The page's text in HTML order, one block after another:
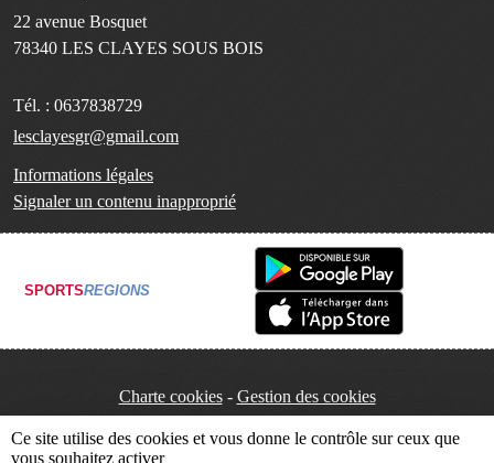
22 avenue Bosquet
78340 LES CLAYES SOUS BOIS
Tél. : 0637838729
lesclayesgr@gmail.com
Informations légales
Signaler un contenu inapproprié
SPORTSREGIONS
Charte cookies Gestion des cookies
Ce site utilise des cookies et vous donne le contrôle sur ceux que
vous souhaitez activer